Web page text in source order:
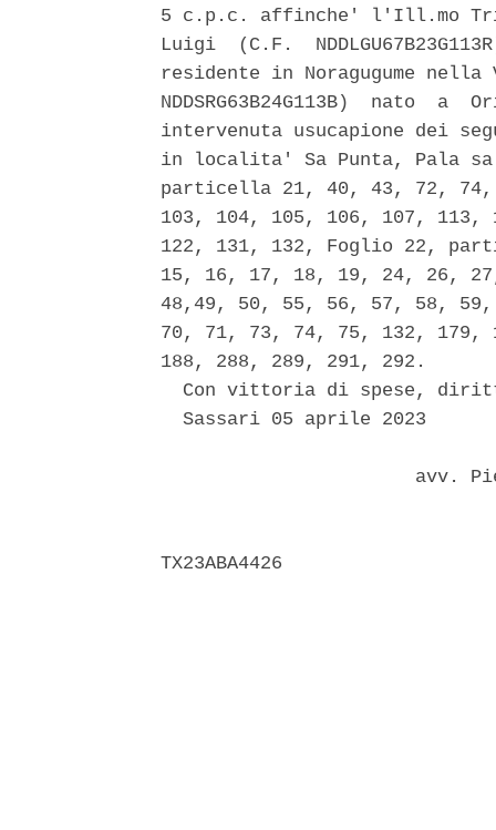
5 c.p.c. affinche' l'Ill.mo
Luigi  (C.F.
residente in Noragugume
NDDSRG63B24G113B)
intervenuta usucapione dei
in localita' Sa Punta, Pala sa
particella 21, 40, 43, 72,
103, 104, 105, 106, 107, 113,
122, 131, 132, Foglio 22,
15, 16, 17, 18, 19, 24, 26,
48,49, 50, 55, 56, 57, 58,
70, 71, 73, 74, 75, 132, 179,
188, 288, 289, 291, 292.
Con vittoria di spese,
  Sassari 05 aprile 2023
avv.